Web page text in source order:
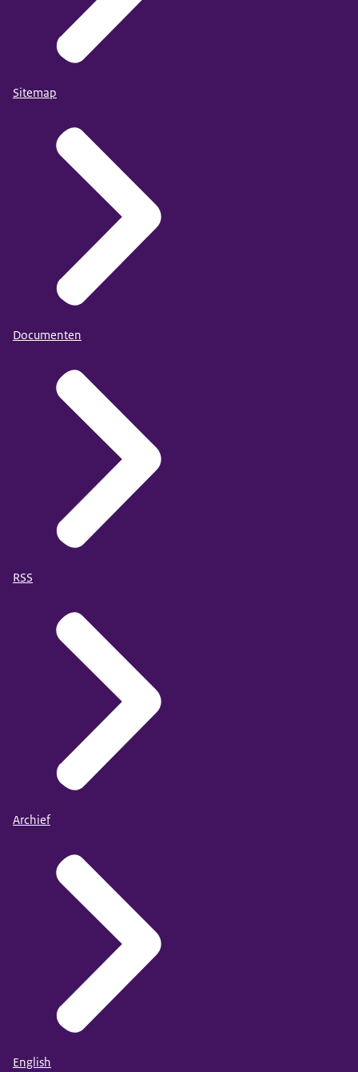
Sitemap
Documenten
RSS
Archief
English